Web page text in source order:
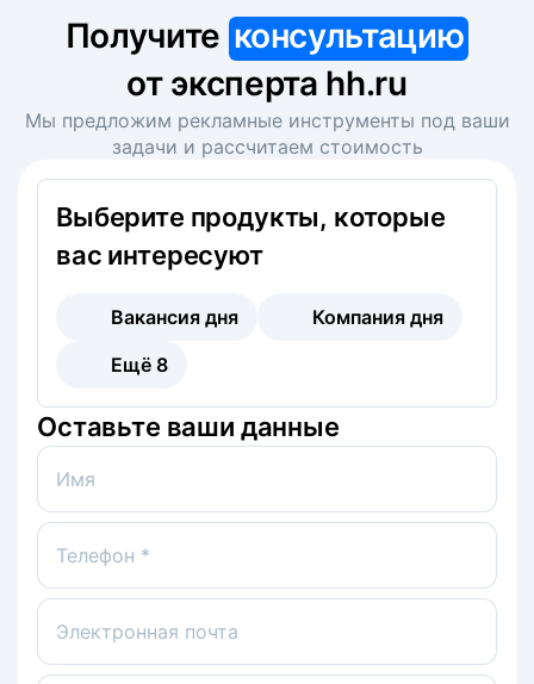
Получите консультацию
от эксперта hh.ru
Мы предложим рекламные инструменты под ваши
задачи и рассчитаем стоимость
Выберите продукты, которые
вас интересуют
Вакансия дня
Компания дня
Ещё 8
Оставьте ваши данные
Имя
Телефон *
Электронная почта